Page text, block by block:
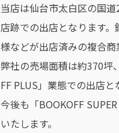
当店は仙台市太白区の国
店跡での出店となります
様などが出店済みの複合商
弊社の売場面積は約370坪
FF PLUS」業態での出店と
今後も「BOOKOFF
いたします。